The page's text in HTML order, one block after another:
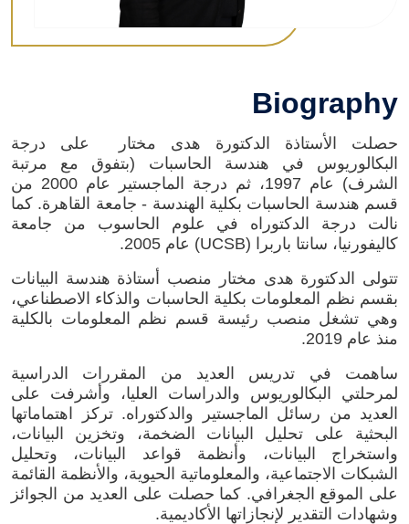
Biography
حصلت الأستاذة الدكتورة هدى مختار على درجة
البكالوريوس في هندسة الحاسبات (بتفوق مع مرتبة
الشرف) عام 1997، ثم درجة الماجستير عام 2000 من
قسم هندسة الحاسبات بكلية الهندسة - جامعة القاهرة. كما
نالت درجة الدكتوراه في علوم الحاسوب من جامعة
كاليفورنيا، سانتا باربرا (UCSB) عام 2005.
تتولى الدكتورة هدى مختار منصب أستاذة هندسة البيانات
بقسم نظم المعلومات بكلية الحاسبات والذكاء الاصطناعي،
وهي تشغل منصب رئيسة قسم نظم المعلومات بالكلية
منذ عام 2019.
ساهمت في تدريس العديد من المقررات الدراسية
لمرحلتي البكالوريوس والدراسات العليا، وأشرفت على
العديد من رسائل الماجستير والدكتوراه. تركز اهتماماتها
البحثية على تحليل البيانات الضخمة، وتخزين البيانات،
واستخراج البيانات، وأنظمة قواعد البيانات، وتحليل
الشبكات الاجتماعية، والمعلوماتية الحيوية، والأنظمة القائمة
على الموقع الجغرافي. كما حصلت على العديد من الجوائز
وشهادات التقدير لإنجازاتها الأكاديمية.